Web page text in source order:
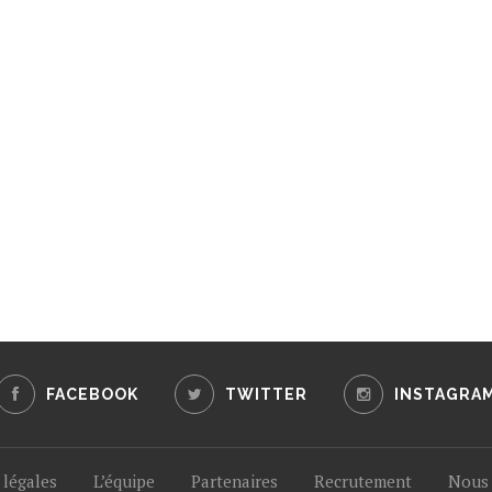
FACEBOOK TWITTER INSTAGRAM
L’équipe Partenaires Recrutement